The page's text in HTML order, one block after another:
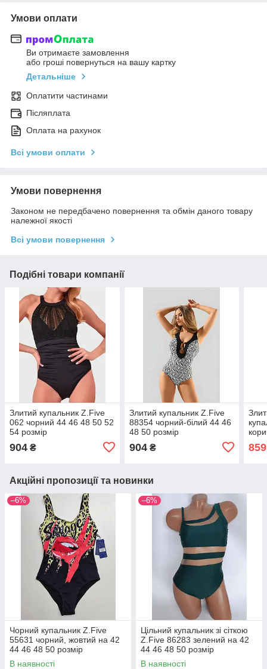
Умови оплати
Ви отримаєте замовлення
або гроші повернуться на вашу картку
Детальніше
Оплатити частинами
Післяплата
Оплата на рахунок
Всі умови оплати
Умови повернення
Законом не передбачено повернення та обмін даного товару
належної якості
Всі умови повернення
Подібні товари компанії
Злитий купальник Z.Five
062 чорний 44 46 48 50 52
54 розмір
904 ₴
Злитий купальник Z.Five
88354 чорний-білий 44 46
48 50 розмір
904₴ 859
Акційні пропозиції та новинки
–6%
Чорний купальник Z.Five
55631 чорний, жовтий на 42
44 46 48 50 розмір
В наявності
–6%
Цільний купальник зі сіткою
Z.Five 86283 зелений на 42
44 46 48 50 розмір
В наявності